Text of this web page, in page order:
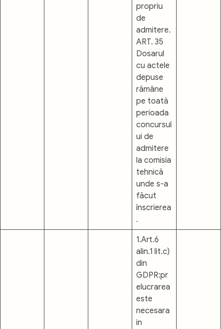
propriu
de
admitere.
ART. 35
Dosarul
cu actele
depuse
rămâne
pe toată
perioada
concursul
ui de
admitere
la comisia
tehnică
unde s-a
făcut
înscrierea
.
1.Art.6
alin.1 lit.c)
din
GDPR:pr
elucrarea
este
necesara
in